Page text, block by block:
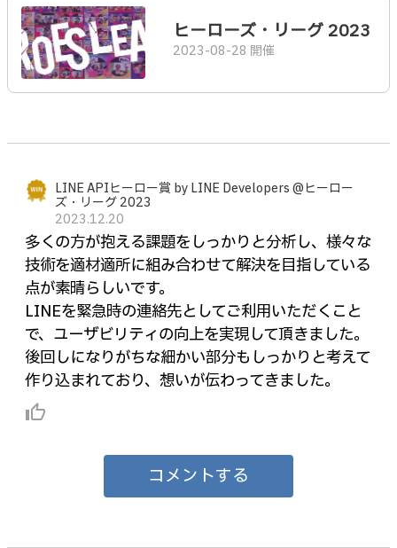
ヒーローズ・リーグ 2023
2023-08-28 開催
LINE APIヒーロー賞 by LINE Developers @ヒーロー
ズ・リーグ 2023
2023.12.20
多くの方が抱える課題をしっかりと分析し、様々な
技術を適材適所に組み合わせて解決を目指している
点が素晴らしいです。
LINEを緊急時の連絡先としてご利用いただくこと
で、ユーザビリティの向上を実現して頂きました。
後回しになりがちな細かい部分もしっかりと考えて
作り込まれており、想いが伝わってきました。
thumb_up_alt
コメントする